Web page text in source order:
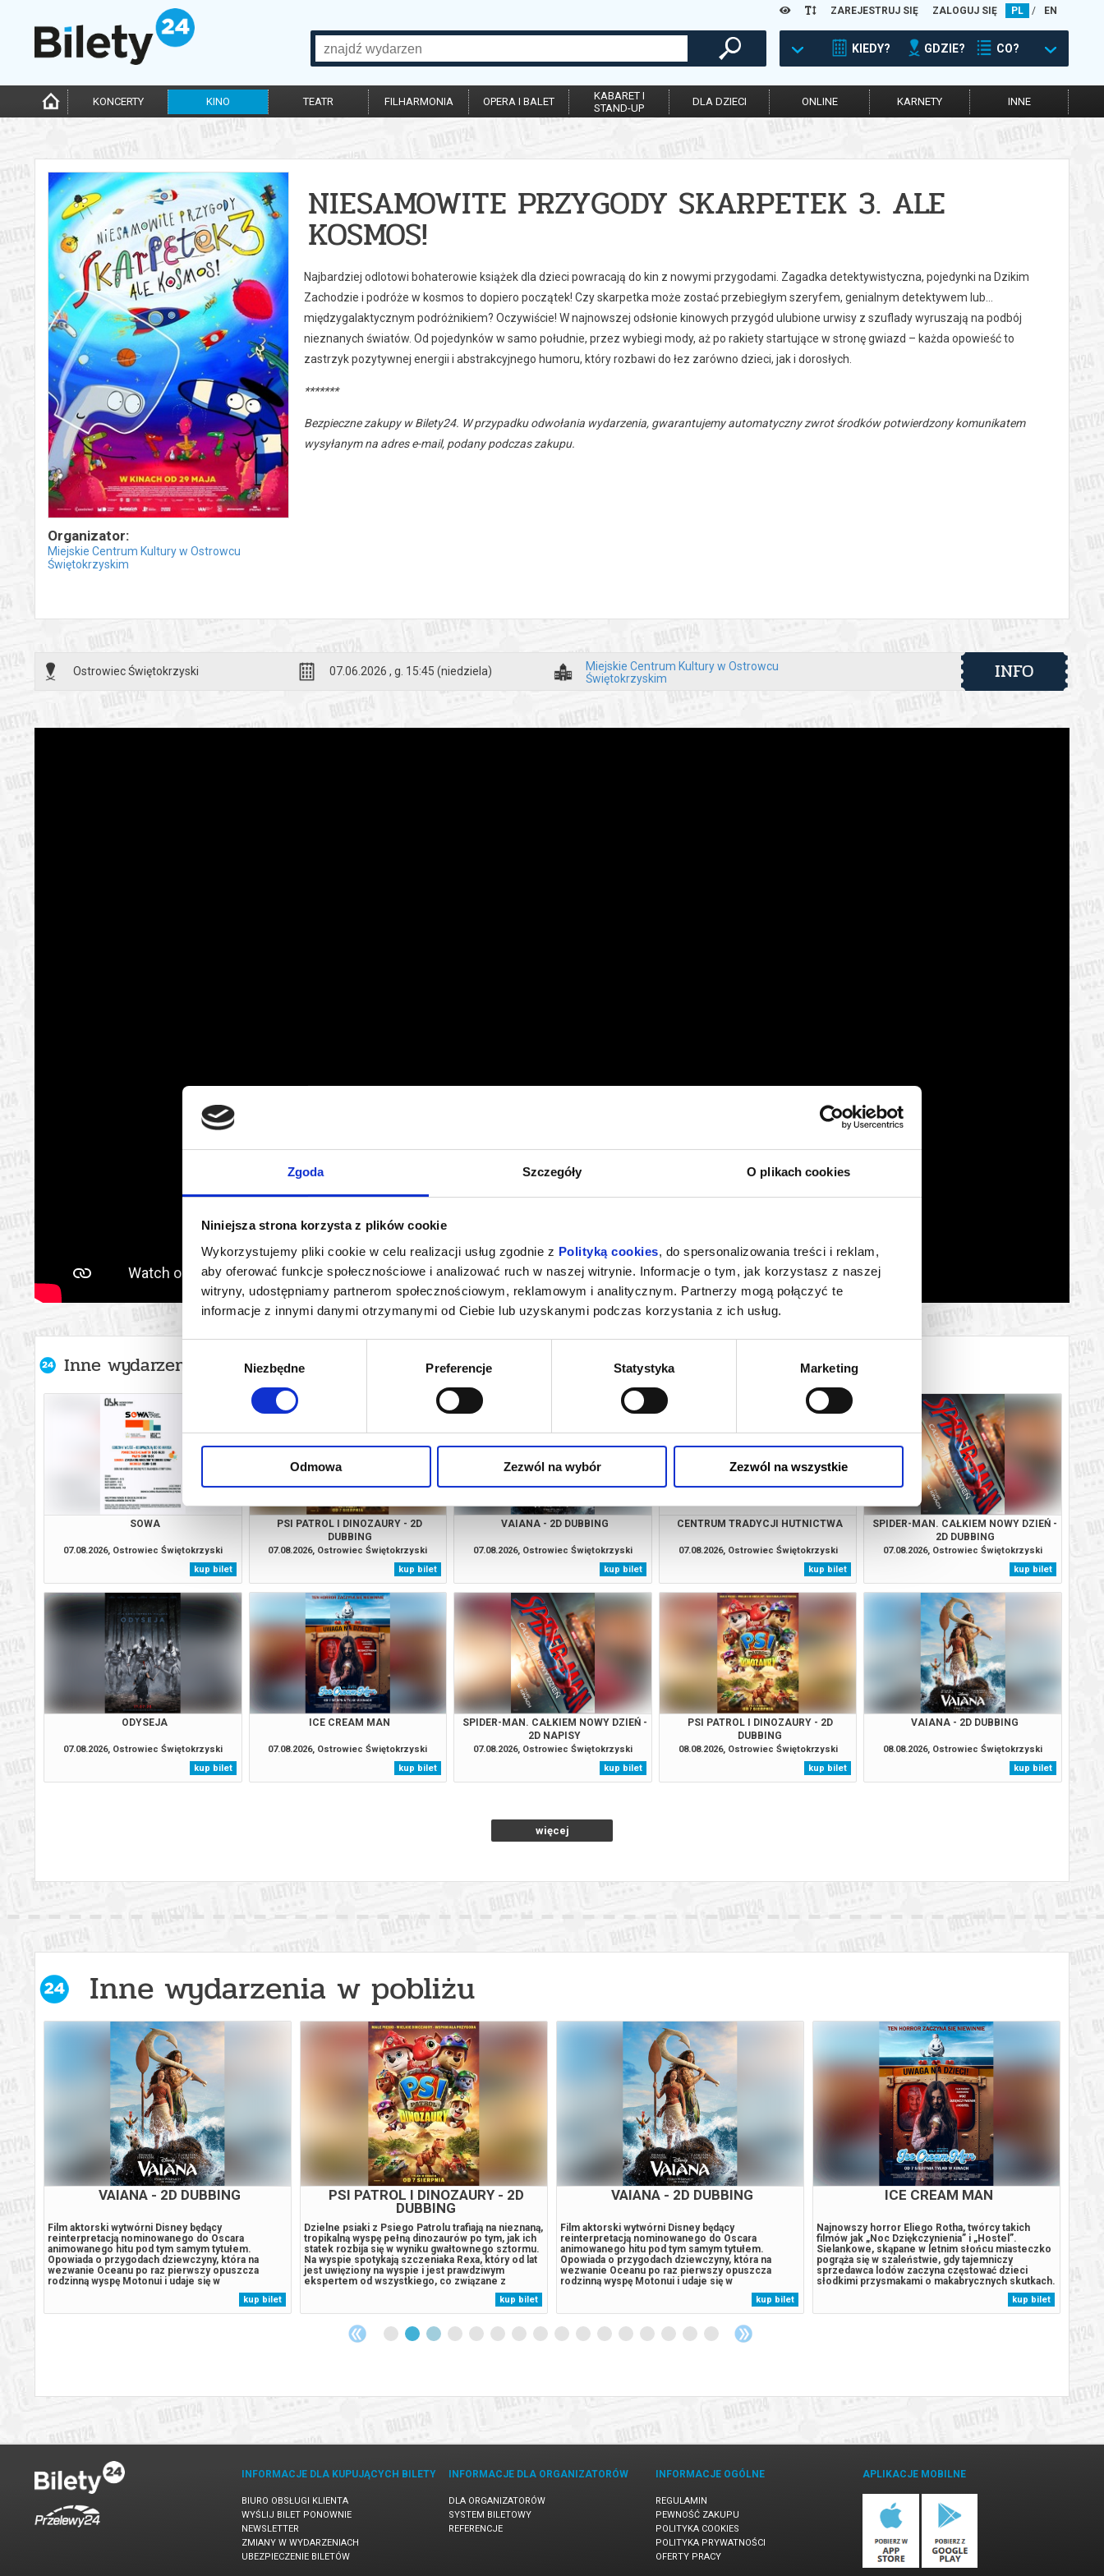
Zgoda Szczegóły O plikach cookies
Niniejsza strona korzysta z plików cookie
Wykorzystujemy pliki cookie w celu realizacji usług zgodnie z Polityką cookies, do spersonalizowania treści i reklam,
aby oferować funkcje społecznościowe i analizować ruch w naszej witrynie. Informacje o tym, jak korzystasz z naszej
witryny, udostępniamy partnerom społecznościowym, reklamowym i analitycznym. Partnerzy mogą połączyć te
informacje z innymi danymi otrzymanymi od Ciebie lub uzyskanymi podczas korzystania z ich usług.
zgody
Niezbędne Preferencje Statystyka Marketing
Odmowa Zezwól na wybór Zezwól na wszystkie
ZAREJESTRUJ SIĘ ZALOGUJ SIĘ PL / EN
KIEDY? GDZIE? CO?
KONCERTY KINO TEATR FILHARMONIA OPERA I BALET
KABARET I
STAND-UP
DLA DZIECI ONLINE KARNETY INNE
Organizator:
Miejskie Centrum Kultury w Ostrowcu
Świętokrzyskim
NIESAMOWITE PRZYGODY SKARPETEK 3. ALE
KOSMOS!
Najbardziej odlotowi bohaterowie książek dla dzieci powracają do kin z nowymi przygodami. Zagadka detektywistyczna, pojedynki na Dzikim
Zachodzie i podróże w kosmos to dopiero początek! Czy skarpetka może zostać przebiegłym szeryfem, genialnym detektywem lub…
międzygalaktycznym podróżnikiem? Oczywiście! W najnowszej odsłonie kinowych przygód ulubione urwisy z szuflady wyruszają na podbój
nieznanych światów. Od pojedynków w samo południe, przez wybiegi mody, aż po rakiety startujące w stronę gwiazd – każda opowieść to
zastrzyk pozytywnej energii i abstrakcyjnego humoru, który rozbawi do łez zarówno dzieci, jak i dorosłych.
*******
Bezpieczne zakupy w Bilety24. W przypadku odwołania wydarzenia, gwarantujemy automatyczny zwrot środków potwierdzony komunikatem
wysyłanym na adres e-mail, podany podczas zakupu.
Ostrowiec Świętokrzyski 07.06.2026 , g. 15:45 (niedziela)
Miejskie Centrum Kultury w Ostrowcu
Świętokrzyskim
INFO
Inne wydarzenia organizatora
SOWA
07.08.2026, Ostrowiec Świętokrzyski
kup bilet
PSI PATROL I DINOZAURY - 2D
DUBBING
07.08.2026, Ostrowiec Świętokrzyski
kup bilet
VAIANA - 2D DUBBING
07.08.2026, Ostrowiec Świętokrzyski
kup bilet
CENTRUM TRADYCJI HUTNICTWA
07.08.2026, Ostrowiec Świętokrzyski
kup bilet
SPIDER-MAN. CAŁKIEM NOWY DZIEŃ -
2D DUBBING
07.08.2026, Ostrowiec Świętokrzyski
kup bilet
ODYSEJA
07.08.2026, Ostrowiec Świętokrzyski
kup bilet
ICE CREAM MAN
07.08.2026, Ostrowiec Świętokrzyski
kup bilet
SPIDER-MAN. CAŁKIEM NOWY DZIEŃ -
2D NAPISY
07.08.2026, Ostrowiec Świętokrzyski
kup bilet
PSI PATROL I DINOZAURY - 2D
DUBBING
08.08.2026, Ostrowiec Świętokrzyski
kup bilet
VAIANA - 2D DUBBING
08.08.2026, Ostrowiec Świętokrzyski
kup bilet
więcej
Inne wydarzenia w pobliżu
lat
VAIANA - 2D DUBBING
Film aktorski wytwórni Disney będący
reinterpretacją nominowanego do Oscara
animowanego hitu pod tym samym tytułem.
Opowiada o przygodach dziewczyny, która na
wezwanie Oceanu po raz pierwszy opuszcza
rodzinną wyspę Motonui i udaje się w
niezapomnianą podróż, by ratować swoje plemię.
Widzowie będą mogli cieszyć się olśniewającymi
obrazami i urzekającymi piosenkami „Vaiany” tylko
kup bilet
PSI PATROL I DINOZAURY - 2D
DUBBING
Dzielne psiaki z Psiego Patrolu trafiają na nieznaną,
tropikalną wyspę pełną dinozaurów po tym, jak ich
statek rozbija się w wyniku gwałtownego sztormu.
Na wyspie spotykają szczeniaka Rexa, który od lat
jest uwięziony na wyspie i jest prawdziwym
ekspertem od wszystkiego, co związane z
pradawnymi gadami. Sytuacja wymyka się spod
kontroli, gdy odwieczny rywal piesków, burmistrz
Humdinger, zaczyna pozyskiwać...
kup bilet
VAIANA - 2D DUBBING
Film aktorski wytwórni Disney będący
reinterpretacją nominowanego do Oscara
animowanego hitu pod tym samym tytułem.
Opowiada o przygodach dziewczyny, która na
wezwanie Oceanu po raz pierwszy opuszcza
rodzinną wyspę Motonui i udaje się w
niezapomnianą podróż, by ratować swoje plemię.
Widzowie będą mogli cieszyć się olśniewającymi
obrazami i urzekającymi piosenkami „Vaiany” tylko
w kinach już w lipcu...
kup bilet
ICE CREAM MAN
Najnowszy horror Eliego Rotha, twórcy takich
filmów jak „Noc Dziękczynienia” i „Hostel”.
Sielankowe, skąpane w letnim słońcu miasteczko
pogrąża się w szaleństwie, gdy tajemniczy
sprzedawca lodów zaczyna częstować dzieci
słodkimi przysmakami o makabrycznych skutkach.
Niewinne uśmiechy szybko ustępują miejsca
bezlitosnych łowców dorosłych. Troje młodych
kup bilet
INFORMACJE DLA KUPUJĄCYCH BILETY
BIURO OBSŁUGI KLIENTA
WYŚLIJ BILET PONOWNIE
NEWSLETTER
ZMIANY W WYDARZENIACH
UBEZPIECZENIE BILETÓW
INFORMACJE DLA ORGANIZATORÓW
DLA ORGANIZATORÓW
SYSTEM BILETOWY
REFERENCJE
INFORMACJE OGÓLNE
REGULAMIN
PEWNOŚĆ ZAKUPU
POLITYKA COOKIES
POLITYKA PRYWATNOŚCI
OFERTY PRACY
APLIKACJE MOBILNE